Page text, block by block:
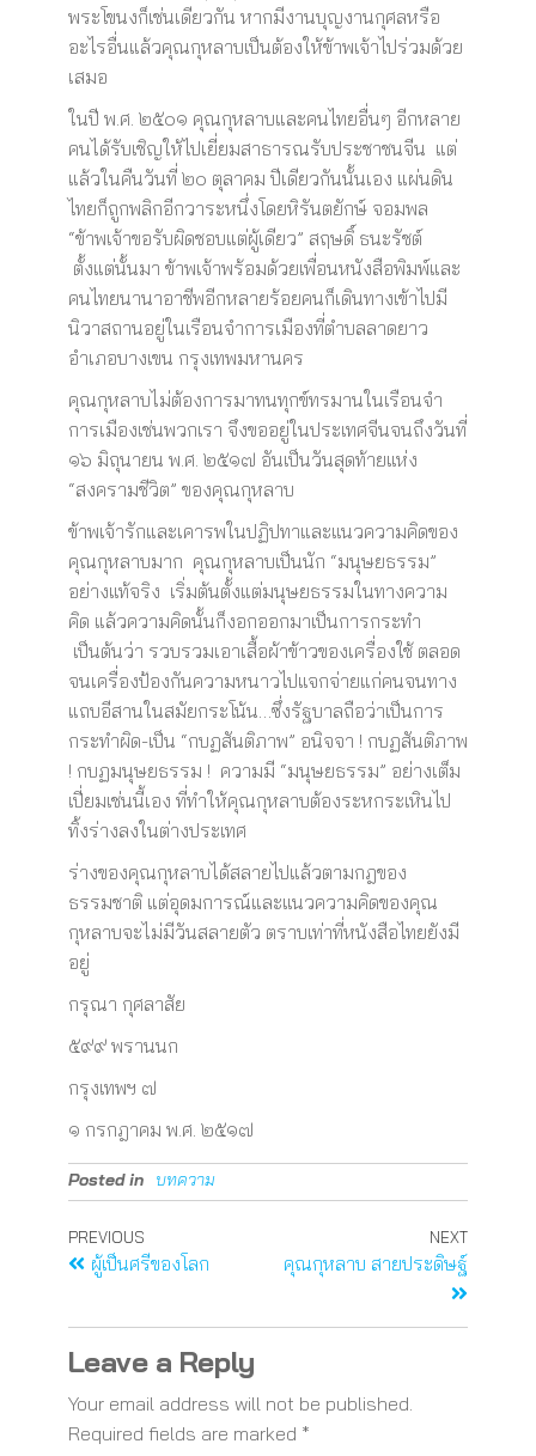
พระโขนงก็เช่นเดียวกัน หากมีงานบุญงานกุศลหรือ
อะไรอื่นแล้วคุณกุหลาบเป็นต้องให้ข้าพเจ้าไปร่วมด้วย
เสมอ
ในปี พ.ศ. ๒๕๐๑ คุณกุหลาบและคนไทยอื่นๆ อีกหลาย
คนได้รับเชิญให้ไปเยี่ยมสาธารณรับประชาชนจีน แต่
แล้วในคืนวันที่ ๒๐ ตุลาคม ปีเดียวกันนั้นเอง แผ่นดิน
ไทยก็ถูกพลิกอีกวาระหนึ่งโดยหิรันตยักษ์ จอมพล
“ข้าพเจ้าขอรับผิดชอบแต่ผู้เดียว” สฤษดิ์ ธนะรัชต์
ตั้งแต่นั้นมา ข้าพเจ้าพร้อมด้วยเพื่อนหนังสือพิมพ์และ
คนไทยนานาอาชีพอีกหลายร้อยคนก็เดินทางเข้าไปมี
นิวาสถานอยู่ในเรือนจำการเมืองที่ตำบลลาดยาว
อำเภอบางเขน กรุงเทพมหานคร
คุณกุหลาบไม่ต้องการมาทนทุกข์ทรมานในเรือนจำ
การเมืองเช่นพวกเรา จึงขออยู่ในประเทศจีนจนถึงวันที่
๑๖ มิถุนายน พ.ศ. ๒๕๑๗ อันเป็นวันสุดท้ายแห่ง
“สงครามชีวิต” ของคุณกุหลาบ
ข้าพเจ้ารักและเคารพในปฏิปทาและแนวความคิดของ
คุณกุหลาบมาก คุณกุหลาบเป็นนัก “มนุษยธรรม”
อย่างแท้จริง เริ่มต้นตั้งแต่มนุษยธรรมในทางความ
คิด แล้วความคิดนั้นก็งอกออกมาเป็นการกระทำ
เป็นต้นว่า รวบรวมเอาเสื้อผ้าข้าวของเครื่องใช้ ตลอด
จนเครื่องป้องกันความหนาวไปแจกจ่ายแก่คนจนทาง
แถบอีสานในสมัยกระโน้น…ซึ่งรัฐบาลถือว่าเป็นการ
กระทำผิด-เป็น “กบฏสันติภาพ” อนิจจา ! กบฏสันติภาพ
! กบฏมนุษยธรรม ! ความมี “มนุษยธรรม” อย่างเต็ม
เปี่ยมเช่นนี้เอง ที่ทำให้คุณกุหลาบต้องระหกระเหินไป
ทิ้งร่างลงในต่างประเทศ
ร่างของคุณกุหลาบได้สลายไปแล้วตามกฎของ
ธรรมชาติ แต่อุดมการณ์และแนวความคิดของคุณ
กุหลาบจะไม่มีวันสลายตัว ตราบเท่าที่หนังสือไทยยังมี
อยู่
กรุณา กุศลาสัย
๕๙๙ พรานนก
กรุงเทพฯ ๗
๑ กรกฎาคม พ.ศ. ๒๕๑๗
Posted in บทความ
PREVIOUS
ผู้เป็นศรีของโลก
NEXT
คุณกุหลาบ สายประดิษฐ์
Leave a Reply
Your email address will not be published.
Required fields are marked *